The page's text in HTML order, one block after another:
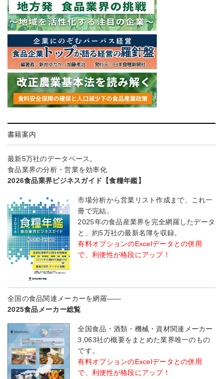
書籍案内
最新5万社のデータベース。
食品業界の分析・営業を効率化
2026食品業界ビジネスガイド【食糧年鑑】
市場分析から営業リスト作成まで、これ一
冊で完結。
2025年の食品産業界を完全網羅したデータ
と、約5万社の最新名簿を収録。
有料オプションのExcelデータとの併用
で、利便性が格段にアップ！
全国の食品関連メーカーを網羅――
2025食品メーカー総覧
全国食品・酒類・機械・資材関連メーカー
3,063社の概要をまとめた業界唯一のもの
です。
有料オプションのExcelデータとの併用
で、利便性が格段にアップ！